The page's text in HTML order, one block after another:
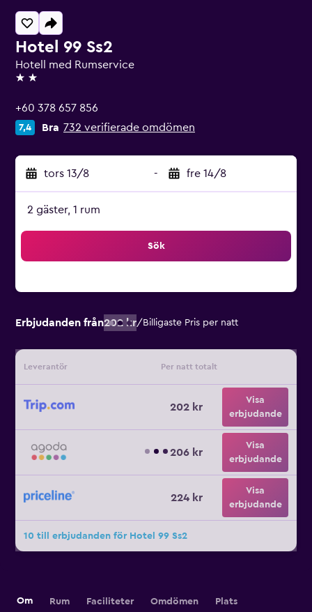
Hotel 99 Ss2
Hotell med Rumservice
2 stjärnor
+60 378 657 856
7,4 Bra 732 verifierade omdömen
tors 13/8 - fre 14/8
2 gäster, 1 rum
Sök
Erbjudanden från202 kr/ Billigaste Pris per natt
Leverantör Per natt totalt
202 kr
Visa
erbjudande
206 kr
Visa
erbjudande
224 kr
Visa
erbjudande
10 till erbjudanden för Hotel 99 Ss2
Om Rum Faciliteter Omdömen Plats